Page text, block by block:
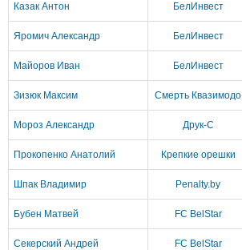
Казак Антон БелИнвест
Яромич Александр БелИнвест
Майоров Иван БелИнвест
Зизюк Максим Смерть Квазимодо
Мороз Александр Друк-С
Прокопенко Анатолий Крепкие орешки
Шпак Владимир Penalty.by
Бубен Матвей FC BelStar
Секерский Андрей FC BelStar